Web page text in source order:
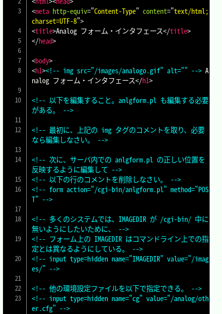
<meta http-equiv="Content-Type" content="text/html;
charset=UTF-8">
<title>Analog フォーム・インタフェース</title>
</head>
<body>
<h1><!-- img src="/images/analogo.gif" alt="" --> A
nalog フォーム・インタフェース</h1>
<!-- 以下を編集すること。anlgform.pl も編集する必要
がある。 -->
<!-- 最初に、上記の img タグのコメントを取り、必要
なら編集しなさい。 -->
<!-- 次に、サーバ内での anlgform.pl の正しい位置を
反映するように編集して -->
<!-- 以下の行のコメントを削除しなさい。 -->
<!-- form action="/cgi-bin/anlgform.pl" method="POS
T" -->
<!-- 多くのシステムでは、IMAGEDIR が /cgi-bin/ 中に
無いようにしたいために、 -->
<!-- フォーム上の IMAGEDIR はコマンドライン上での指
定とは異なるようにしている。 -->
<!-- input type=hidden name="IMAGEDIR" value="/imag
es/" -->
<!-- 他の環境設定ファイルを以下で指定できる。 -->
<!-- input type=hidden name="cg" value="/analog/oth
er.cfg" -->